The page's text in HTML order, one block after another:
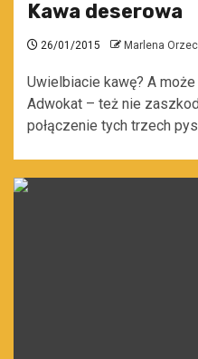
Kawa deserowa
26/01/2015 Marlena
Uwielbiacie kawę? A
Adwokat – też nie
połączenie tych trzech